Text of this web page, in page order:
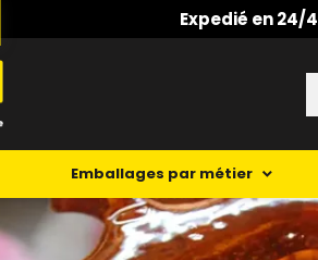
Expedié en 24/
Emballages par métier